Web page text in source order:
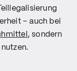
– auch bei
, sondern